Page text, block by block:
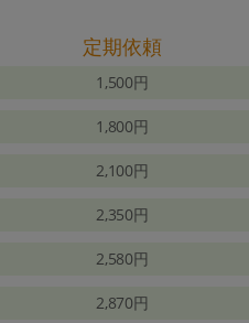
定期依頼
1,500円
1,800円
2,100円
2,350円
2,580円
2,870円